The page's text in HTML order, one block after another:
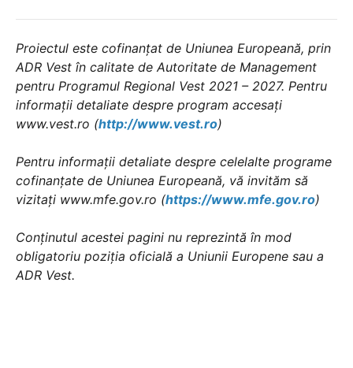
Proiectul este cofinanțat de Uniunea Europeană, prin
ADR Vest în calitate de Autoritate de Management
pentru Programul Regional Vest 2021 – 2027. Pentru
informații detaliate despre program accesați
www.vest.ro (http://www.vest.ro)
Pentru informații detaliate despre celelalte programe
cofinanțate de Uniunea Europeană, vă invităm să
vizitați www.mfe.gov.ro (https://www.mfe.gov.ro)
Conținutul acestei pagini nu reprezintă în mod
obligatoriu poziția oficială a Uniunii Europene sau a
ADR Vest.